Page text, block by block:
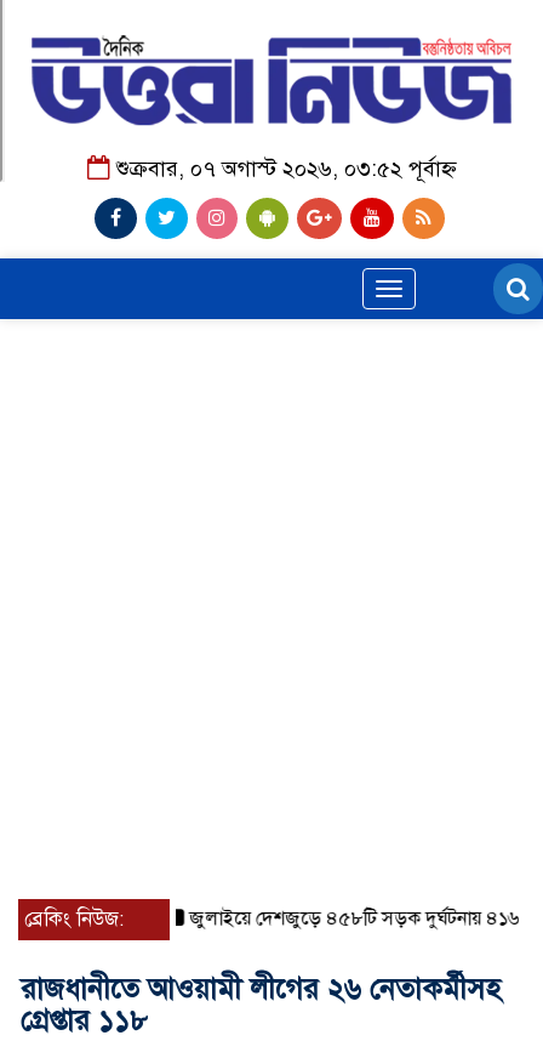
শুক্রবার, ০৭ অগাস্ট ২০২৬, ০৩:৫২ পূর্বাহ্ন
Toggle
navigation
ব্রেকিং নিউজ: জুলাইয়ে দেশজুড়ে ৪৫৮টি সড়ক দুর্ঘটনায় ৪১৬ জন
রাজধানীতে আওয়ামী লীগের ২৬ নেতাকর্মীসহ
গ্রেপ্তার ১১৮